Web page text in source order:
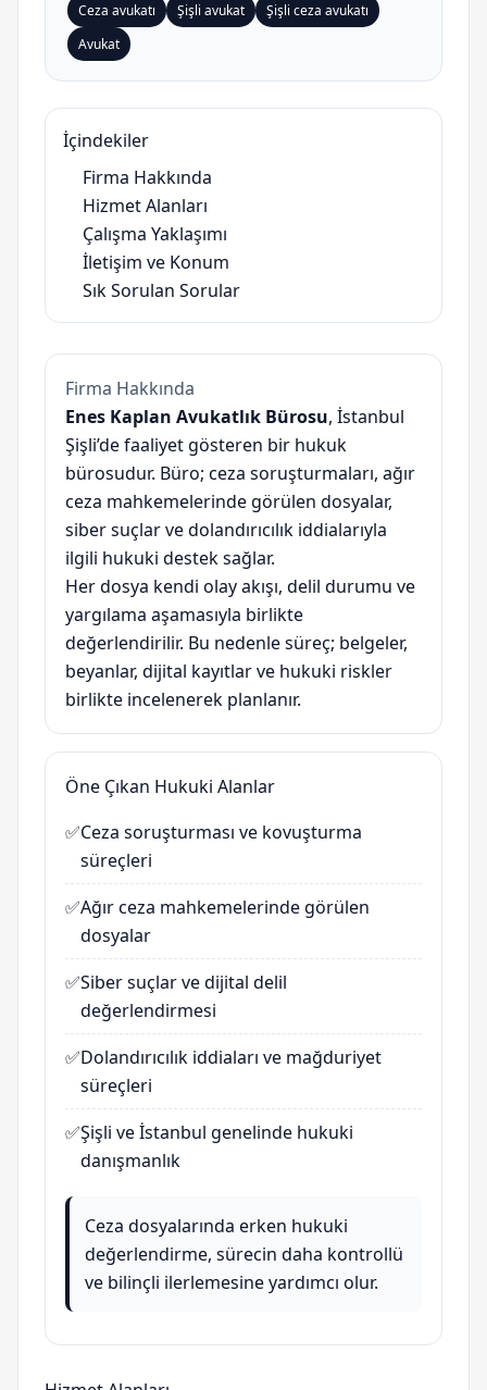
Ceza avukatı Şişli avukat
Şişli ceza avukatı
Avukat
İçindekiler
Firma Hakkında
Hizmet Alanları
Çalışma Yaklaşımı
İletişim ve Konum
Sık Sorulan Sorular
Firma Hakkında
Enes Kaplan Avukatlık Bürosu, İstanbul
Şişli’de faaliyet gösteren bir hukuk
bürosudur. Büro; ceza soruşturmaları, ağır
ceza mahkemelerinde görülen dosyalar,
siber suçlar ve dolandırıcılık iddialarıyla
ilgili hukuki destek sağlar.
Her dosya kendi olay akışı, delil durumu ve
yargılama aşamasıyla birlikte
değerlendirilir. Bu nedenle süreç; belgeler,
beyanlar, dijital kayıtlar ve hukuki riskler
birlikte incelenerek planlanır.
Öne Çıkan Hukuki Alanlar
✅Ceza soruşturması ve kovuşturma
süreçleri
✅Ağır ceza mahkemelerinde görülen
dosyalar
✅Siber suçlar ve dijital delil
değerlendirmesi
✅Dolandırıcılık iddiaları ve mağduriyet
süreçleri
✅Şişli ve İstanbul genelinde hukuki
danışmanlık
Ceza dosyalarında erken hukuki
değerlendirme, sürecin daha kontrollü
ve bilinçli ilerlemesine yardımcı olur.